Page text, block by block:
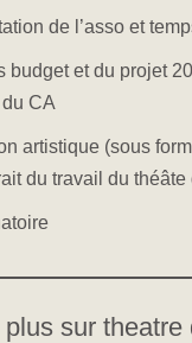
de l’asso et
budget et du projet
CA
artistique (sous
du travail du théâte
sur theatre